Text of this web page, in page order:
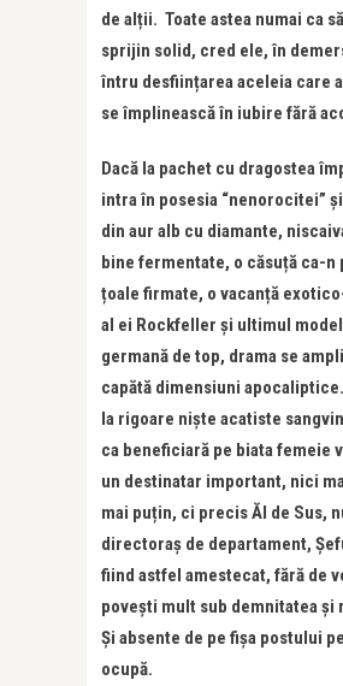
de alții. Toate astea numai ca
sprijin solid, cred ele, în
întru desființarea aceleia care
se împlinească în iubire fără
Dacă la pachet cu dragostea
intra în posesia “nenorocitei”
din aur alb cu diamante,
bine fermentate, o căsuță ca-n
țoale firmate, o vacanță
al ei Rockfeller și ultimul
germană de top, drama se
capătă dimensiuni
la rigoare niște acatiste
ca beneficiară pe biata femeie
un destinatar important, nici
mai puțin, ci precis Ăl de Sus,
directoraș de departament,
fiind astfel amestecat, fără de
povești mult sub demnitatea și
Și absente de pe fișa postului
ocupă.